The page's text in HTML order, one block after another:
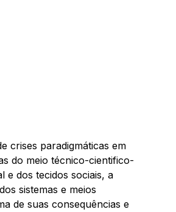
crises paradigmáticas em
do meio técnico-cientifico-
e dos tecidos sociais, a
sistemas e meios
de suas consequências e